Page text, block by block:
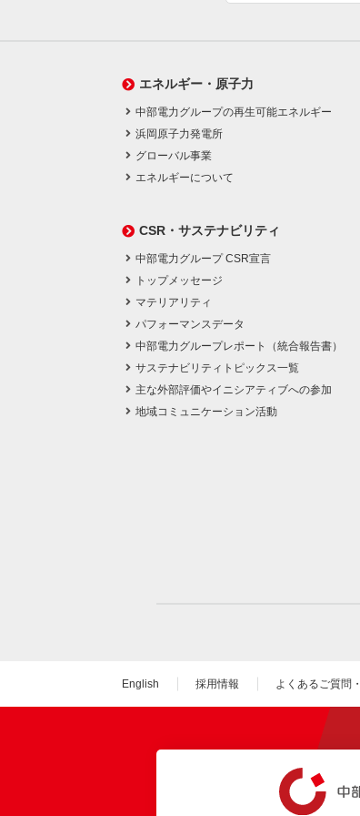
エネルギー・原子力
中部電力グループの再生可能エネルギー
浜岡原子力発電所
グローバル事業
エネルギーについて
CSR・サステナビリティ
中部電力グループ CSR宣言
トップメッセージ
マテリアリティ
パフォーマンスデータ
中部電力グループレポート（統合報告書）
サステナビリティトピックス一覧
主な外部評価やイニシアティブへの参加
地域コミュニケーション活動
English 採用情報 よくあるご質問